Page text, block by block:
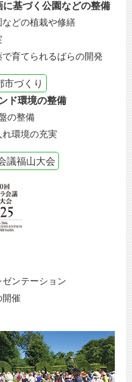
基づく公園などの整備
どの植栽や修繕
育てられるばらの開発
市づくり
ド環境の整備
の整備
環境の充実
議福山大会
ンテーション
開催